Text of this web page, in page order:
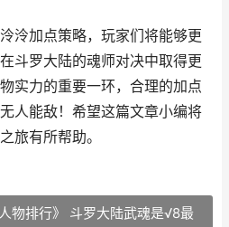
泠加点策略，玩家们将能够更
斗罗大陆的魂师对决中取得更
实力的重要一环，合理的加点
人能敌！希望这篇文章小编将
旅有所帮助。
物排行》 斗罗大陆武魂是√8最